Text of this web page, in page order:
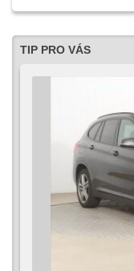
TIP PRO VÁS